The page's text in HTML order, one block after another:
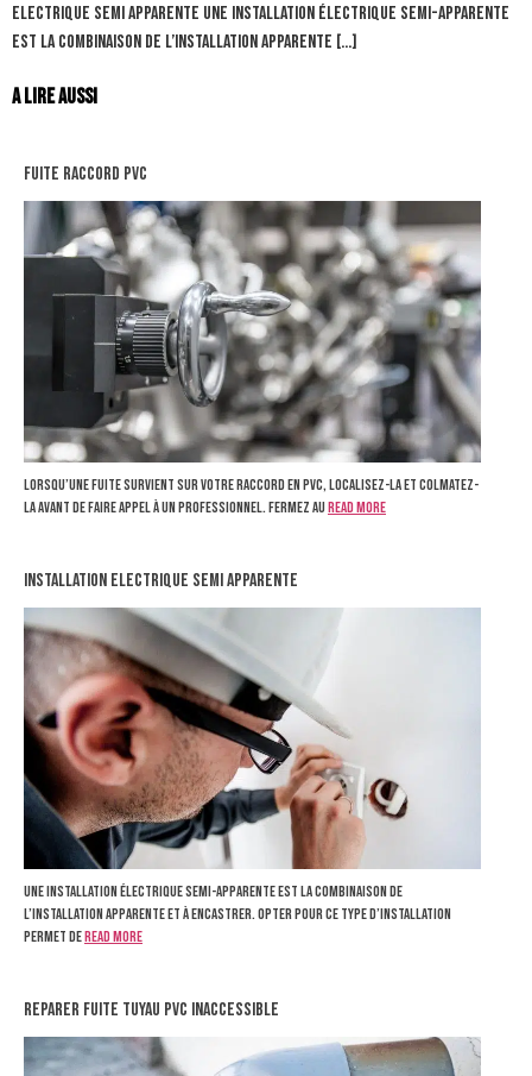
electrique semi apparente Une installation électrique semi-apparente
est la combinaison de l’installation apparente […]
A lire aussi
fuite raccord pvc
Lorsqu’une fuite survient sur votre raccord en PVC, localisez-la et colmatez-
la avant de faire appel à un professionnel. Fermez auRead more
installation electrique semi apparente
Une installation électrique semi-apparente est la combinaison de
l’installation apparente et à encastrer. Opter pour ce type d’installation
permet deRead more
Reparer fuite tuyau pvc inaccessible